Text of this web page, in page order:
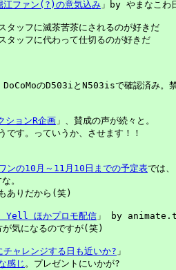
江ファン(?)の意気込み 」by やまなこわ
タッフに滅茶苦茶にされるのが好きだ
ッフに代わって仕切るのが好きだ
DoCoMoのD503iとN503isで確認済み。
ションR企画 」、賛成の声が続々と。
す。っていうか、させます！！
ンの10月～11月10日までの予定表では、
。
ありだから(笑)
Yell ほかプロモ配信 」 by
気になるのですが(笑)
ャレンジする日も近いか? 」
感じ 。プレゼントにいかが?